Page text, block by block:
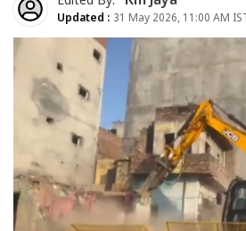
Updated : 31 May 2026, 11:00 AM